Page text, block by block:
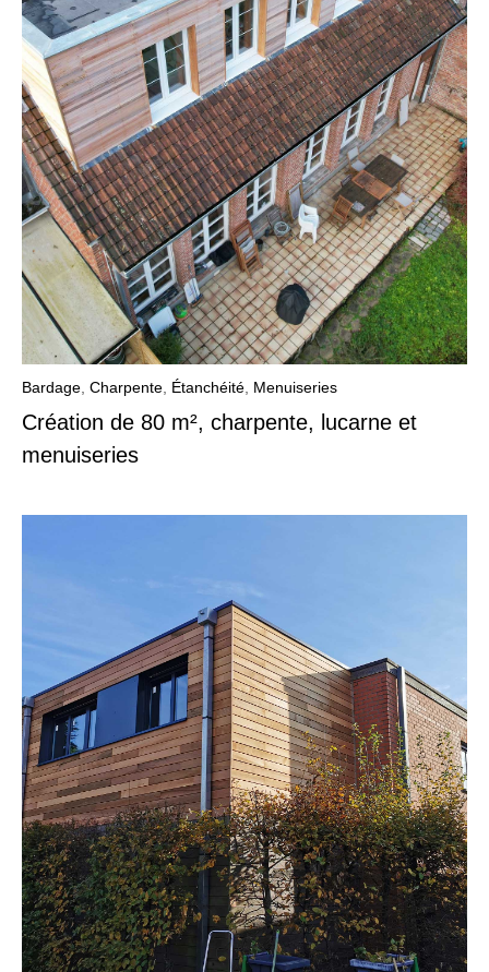
Bardage, Charpente, Étanchéité, Menuiseries
Création de 80 m², charpente, lucarne et
menuiseries